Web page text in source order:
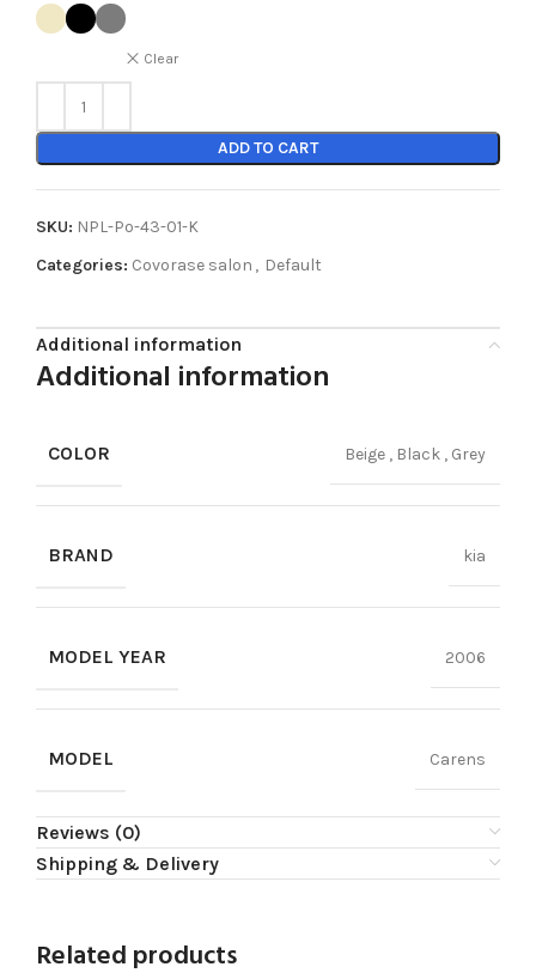
Clear
ADD TO CART
SKU: NPL-Po-43-01-K
Categories: Covorase salon , Default
Additional information
Additional information
COLOR Beige , Black , Grey
BRAND kia
MODEL YEAR 2006
MODEL Carens
Reviews (0)
Shipping & Delivery
Related products